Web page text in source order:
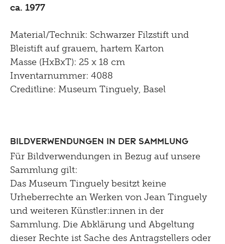
ca. 1977
Material/Technik: Schwarzer Filzstift und
Bleistift auf grauem, hartem Karton
Masse (HxBxT): 25 x 18 cm
Inventarnummer: 4088
Creditline: Museum Tinguely, Basel
Bildverwendungen in der Sammlung
Für Bildverwendungen in Bezug auf unsere
Sammlung gilt:
Das Museum Tinguely besitzt keine
Urheberrechte an Werken von Jean Tinguely
und weiteren Künstler:innen in der
Sammlung. Die Abklärung und Abgeltung
dieser Rechte ist Sache des Antragstellers oder